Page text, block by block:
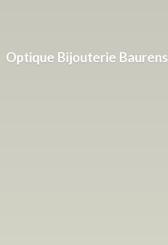
Optique Bijouterie Baurens